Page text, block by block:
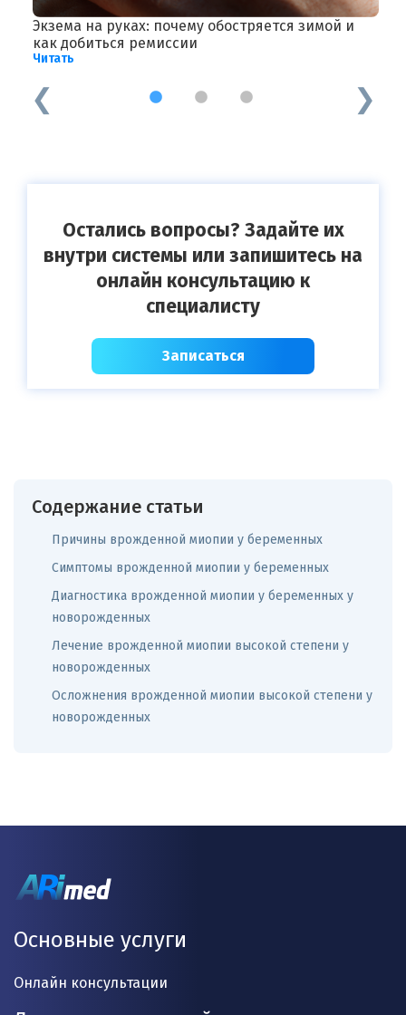
Экзема на руках: почему обостряется зимой и
как добиться ремиссии
Читать
1 2 3
Остались вопросы? Задайте их
внутри системы или запишитесь на
онлайн консультацию к
специалисту
Записаться
Содержание статьи
Причины врожденной миопии у беременных
Симптомы врожденной миопии у беременных
Диагностика врожденной миопии у беременных у
новорожденных
Лечение врожденной миопии высокой степени у
новорожденных
Осложнения врожденной миопии высокой степени у
новорожденных
Основные услуги
Онлайн консультации